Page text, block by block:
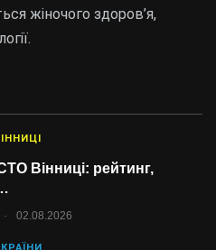
Вінниці: рейтинг,
. 02.08.2026
жіночого здоров’я,